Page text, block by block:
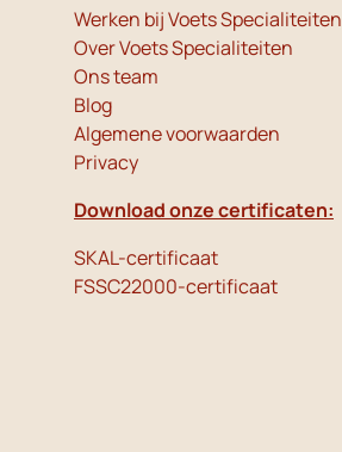
Werken bij Voets Specialiteiten
Over Voets Specialiteiten
Ons team
Blog
Algemene voorwaarden
Privacy
Download onze certificaten:
SKAL-certificaat
FSSC22000-certificaat